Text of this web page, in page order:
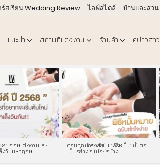
สเรียน Wedding Review ไลฟ์สไตล์ บ้านและสวน
แนะนำ สถานที่แต่งงาน ร้านค้า คู่บ่าวสาว
ฤกษ์แต่งงานและ
วันมหาฤกษ์!
ตอบทุกข้อสงสัยใน ‘พิธีหมั้น’ ขั้นตอน
เป็นอย่างไร ใช้อะไรบ้าง